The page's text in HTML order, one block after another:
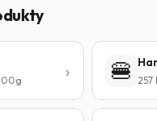
🍔 257